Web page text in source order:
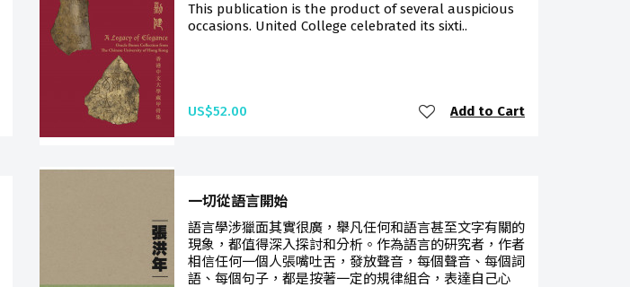
This publication is the product of several auspicious
occasions. United College celebrated its sixti..
US$52.00 Add to Cart
一切從語言開始
語言學涉獵面其實很廣，舉凡任何和語言甚至文字有關的
現象，都值得深入探討和分析。作為語言的研究者，作者
相信任何一個人張嘴吐舌，發放聲音，每個聲音、每個詞
語、每個句子，都是按著一定的規律組合，表達自己心